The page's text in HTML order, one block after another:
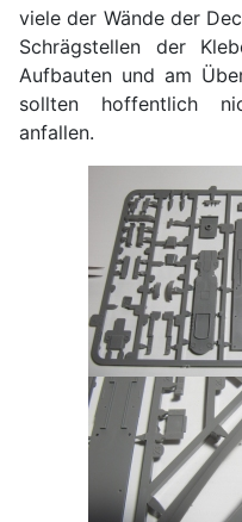
viele der Wände der
Schrägstellen der
Aufbauten und am
sollten hoffentlich
anfallen.